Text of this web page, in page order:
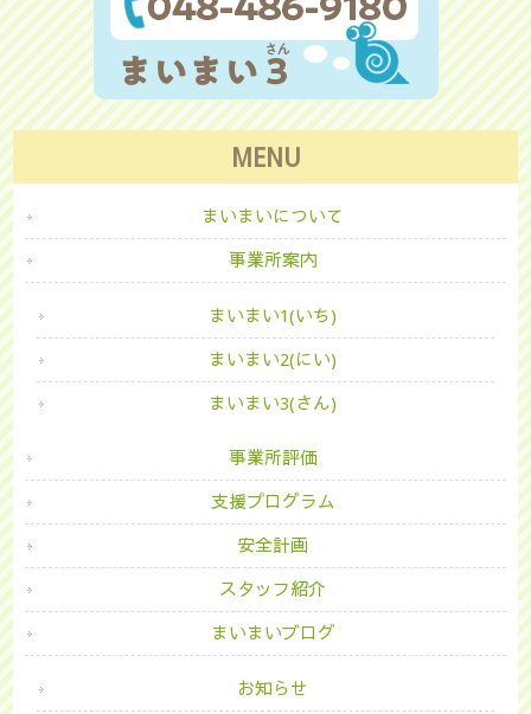
MENU
まいまいについて
事業所案内
まいまい1(いち)
まいまい2(にい)
まいまい3(さん)
事業所評価
支援プログラム
安全計画
スタッフ紹介
まいまいブログ
お知らせ